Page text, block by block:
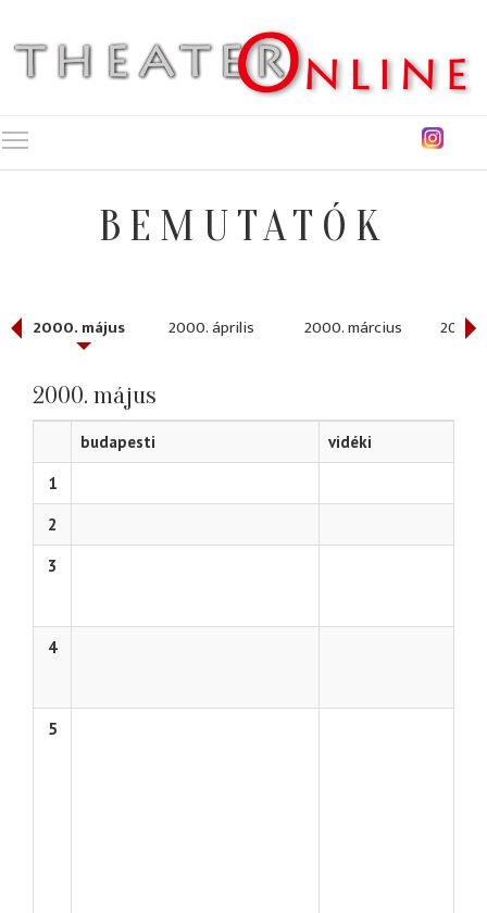
BEMUTATÓK
2000. május 2000. április 2000. március 2000.
2000. május
budapesti
vidéki
1
2
3
4
5